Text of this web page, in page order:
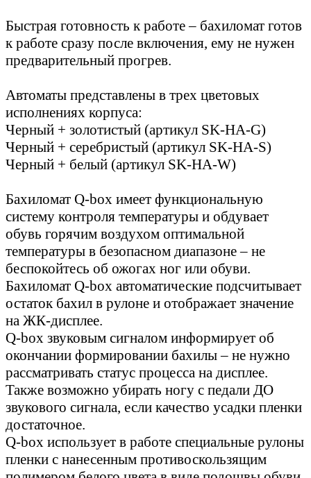
Быстрая готовность к работе – бахиломат готов
к работе сразу после включения, ему не нужен
предварительный прогрев.
Автоматы представлены в трех цветовых
исполнениях корпуса:
Черный + золотистый (артикул SK-HA-G)
Черный + серебристый (артикул SK-HA-S)
Черный + белый (артикул SK-HA-W)
Бахиломат Q-box имеет функциональную
систему контроля температуры и обдувает
обувь горячим воздухом оптимальной
температуры в безопасном диапазоне – не
беспокойтесь об ожогах ног или обуви.
Бахиломат Q-box автоматические подсчитывает
остаток бахил в рулоне и отображает значение
на ЖК-дисплее.
Q-box звуковым сигналом информирует об
окончании формировании бахилы – не нужно
рассматривать статус процесса на дисплее.
Также возможно убирать ногу с педали ДО
звукового сигнала, если качество усадки пленки
достаточное.
Q-box использует в работе специальные рулоны
пленки с нанесенным противоскользящим